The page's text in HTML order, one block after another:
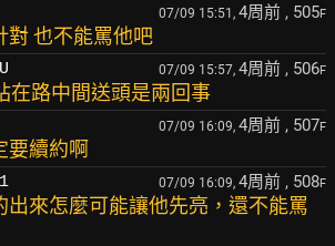
07/09 15:51, 4周前 , 505F
對 也不能罵他吧
07/09 15:57, 4周前 , 506F
在路中間送頭是兩回事
07/09 16:09, 4周前 , 507F
要續約啊
07/09 16:09, 4周前 , 508F
出來怎麼可能讓他先亮，還不能罵